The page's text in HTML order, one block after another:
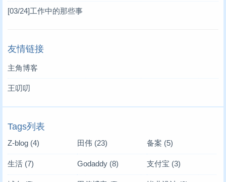
[03/24]工作中的那些事
友情链接
主角博客
王叨叨
Tags列表
Z-blog (4) 田伟(23) 备案 (5)
生活 (7) Godaddy(8) 支付宝 (3)